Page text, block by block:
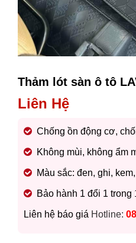
Thảm lót sàn ô tô
Liên Hệ
Chống ồn động cơ,
Không mùi, không ẩm
Màu sắc: đen, ghi,
Bảo hành 1 đổi 1 trong
Liên hệ báo giá Hotline: